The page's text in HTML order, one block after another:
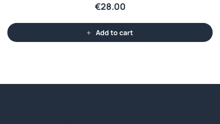
€28.00
Add to cart